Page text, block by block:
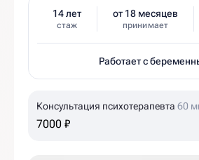
14 лет
стаж
от 18 месяцев
принимает
Работает с
Консультация психотерапевта 60
7000 ₽